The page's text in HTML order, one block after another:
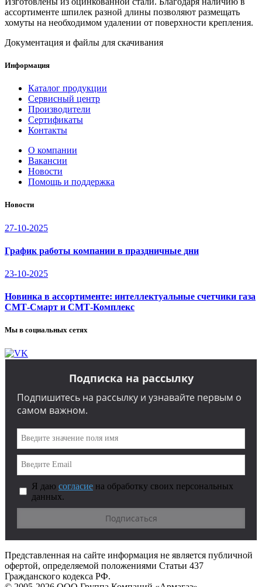
ассортименте шпилек разной длины позволяют размещать
хомуты на необходимом удалении от поверхности крепления.
Документация и файлы для скачивания
Информация
Каталог продукции
Сервисный центр
Производители
Сертификаты
Контакты
О компании
Вакансии
Новости
Помощь и поддержка
Новости
27-10-2025
График работы компании в праздничные дни
23-10-2025
Новинка в ассортименте: интеллектуальные счетчики газа
СМТ-Смарт и СМТ-Комплекс
Мы в социальных сетях
Подписка на рассылку
Подпишитесь на рассылку и узнавайте первым о
самом важном.
Я даю согласие на обработку своих персональных
данных.
Представленная на сайте информация не является публичной
офертой, определяемой положениями Статьи 437
Гражданского кодекса РФ.